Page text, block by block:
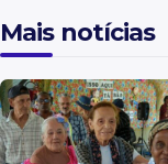
Mais notícias